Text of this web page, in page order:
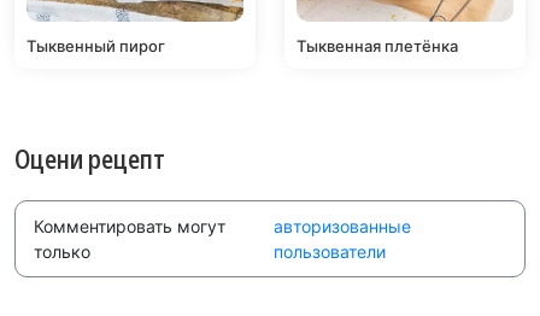
Тыквенный пирог Тыквенная плетёнка
Оцени рецепт
Комментировать могут
только
авторизованные
пользователи